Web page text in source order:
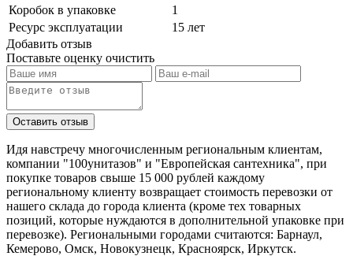
Коробок в упаковке
1
Ресурс эксплуатации
15 лет
Добавить отзыв
Поставьте оценку очистить
Идя навстречу многочисленным региональным клиентам,
компании "100унитазов" и "Европейская сантехника", при
покупке товаров свыше 15 000 рублей каждому
региональному клиенту возвращает стоимость перевозки от
нашего склада до города клиента (кроме тех товарных
позиций, которые нуждаются в дополнительной упаковке при
перевозке). Региональными городами считаются: Барнаул,
Кемерово, Омск, Новокузнецк, Красноярск, Иркутск.